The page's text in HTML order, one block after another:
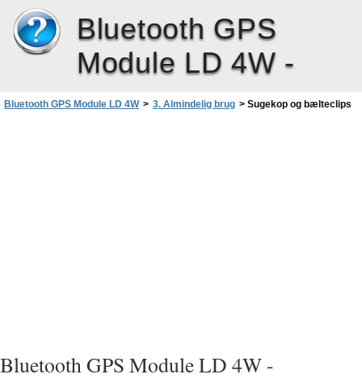
Bluetooth GPS
Module LD 4W -
Bluetooth GPS Module LD 4W > 3. Almindelig brug > Sugekop og bælteclips
Bluetooth GPS Module LD 4W -